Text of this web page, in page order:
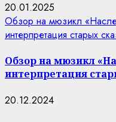
20.01.2025
Обзор на мюзикл
интерпретация старых
Обзор на мюзикл
интерпретация
20.12.2024